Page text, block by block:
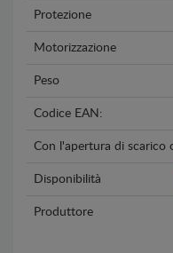
Protezione
Motorizzazione
Peso
Codice EAN:
Con l'apertura di scarico
Disponibilità
Produttore